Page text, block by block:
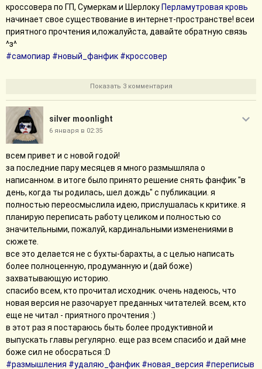
кроссовера по ГП, Сумеркам и Шерлоку Перламутровая кровь
начинает свое существование в интернет-пространстве! всеи
приятного прочтения и,пожалуйста, давайте обратную связь
^з^
#самопиар #новый_фанфик #кроссовер
Показать 3 комментария
silver moonlight
6 января в 02:35
всем привет и с новой годой!
за последние пару месяцев я много размышляла о
написанном. в итоге было принято решение снять фанфик "в
день, когда ты родилась, шел дождь" с публикации. я
полностью переосмыслила идею, прислушалась к критике. я
планирую переписать работу целиком и полностью со
значительными, пожалуй, кардинальными изменениями в
сюжете.
все это делается не с бухты-барахты, а с целью написать
более полноценную, продуманную и (дай боже)
захватывающую историю.
спасибо всем, кто прочитал исходник. очень надеюсь, что
новая версия не разочарует преданных читателей. всем, кто
еще не читал - приятного прочтения :)
в этот раз я постараюсь быть более продуктивной и
выпускать главы регулярно. еще раз всем спасибо и дай мне
боже сил не обосраться :D
#размышления #удаляю_фанфик #новая_версия #переписыв